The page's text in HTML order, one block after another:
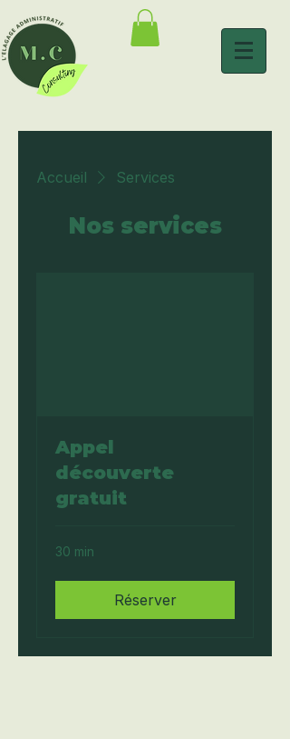
Accueil Services
Nos services
Appel
découverte
gratuit
30 min
Réserver